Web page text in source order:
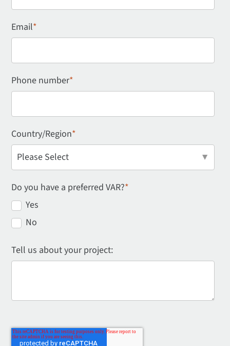
Email*
Phone number*
Country/Region*
Do you have a preferred VAR?*
Yes
No
Tell us about your project: